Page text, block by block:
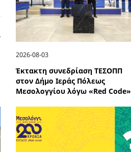
2026-08-03
Έκτακτη συνεδρίαση ΤΕΣΟΠΠ
στον Δήμο Ιεράς Πόλεως
Μεσολογγίου λόγω «Red Code»